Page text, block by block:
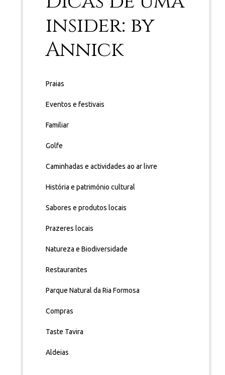
insider: by
Annick
Praias
Eventos e festivais
Familiar
Golfe
Caminhadas e actividades ao ar livre
História e património cultural
Sabores e produtos locais
Prazeres locais
Natureza e Biodiversidade
Restaurantes
Parque Natural da Ria Formosa
Compras
Taste Tavira
Aldeias